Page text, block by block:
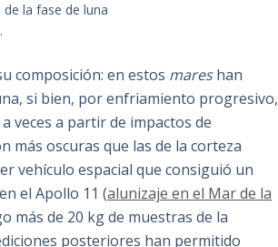
la fase de luna
composición: en estos mareshan
si bien, por enfriamiento progresivo,
veces a partir de impactos de
más oscuras que las de la corteza
vehículo espacial que consiguió un
el Apollo 11 (alunizaje en el Mar de la
más de 20 kg de muestras de la
posteriores han permitido